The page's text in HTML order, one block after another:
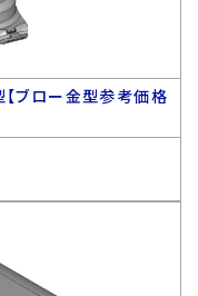
【ブロー金型参考価格